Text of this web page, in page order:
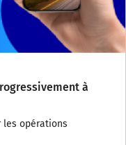
à
les opérations